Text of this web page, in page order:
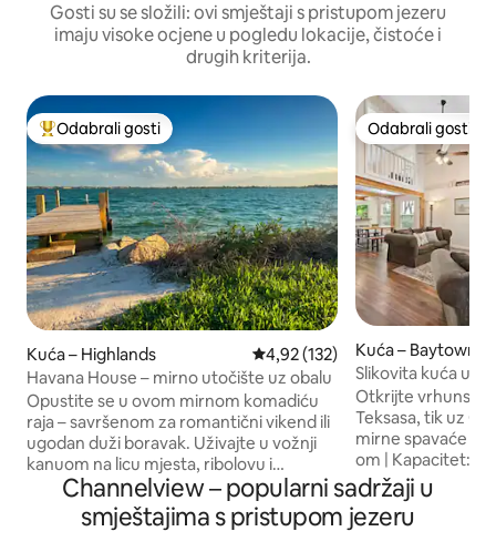
Gosti su se složili: ovi smještaji s pristupom jezeru
imaju visoke ocjene u pogledu lokacije, čistoće i
drugih kriterija.
Među najviše rangiranima s oznakom „Odabrali gosti”
Odabrali gosti
Kuća – Highlands Prosječna ocjena: 4,92/5,
4,92 (132)
Havana House – mirno utočište uz obalu
Opustite se u ovom mirnom komadiću
raja – savršenom za romantični vikend ili
ugodan duži boravak. Uživajte u vožnji
kanuom na licu mjesta, ribolovu i
roštiljanju na svojoj natkrivenoj privatnoj
terasi, a zatim se opustite uz ugodne
filmske večeri u zatvorenom prostoru.
Odabrali gosti
Odabrali gosti
Kuća – Baytown
Slikovita kuća uz
privatnost, velika
Otkrijte vrhunsko
Teksasa, tik uz Old
mirne spavaće
om | Kapacitet: 8
pristup vodi:
promatranje i
radni prostor:
Channelview – popularni sadržaji u
smještajima s pristupom jezeru